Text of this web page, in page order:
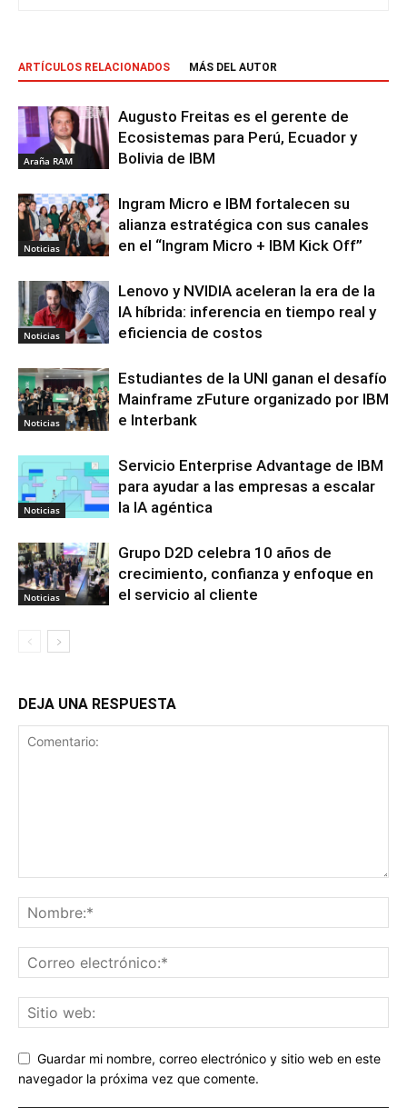
ARTÍCULOS RELACIONADOS MÁS DEL AUTOR
Araña RAM
Augusto Freitas es el gerente de
Ecosistemas para Perú, Ecuador y
Bolivia de IBM
Noticias
Ingram Micro e IBM fortalecen su
alianza estratégica con sus canales
en el “Ingram Micro + IBM Kick Off”
Noticias
Lenovo y NVIDIA aceleran la era de la
IA híbrida: inferencia en tiempo real y
eficiencia de costos
Noticias
Estudiantes de la UNI ganan el desafío
Mainframe zFuture organizado por IBM
e Interbank
Noticias
Servicio Enterprise Advantage de IBM
para ayudar a las empresas a escalar
la IA agéntica
Noticias
Grupo D2D celebra 10 años de
crecimiento, confianza y enfoque en
el servicio al cliente
DEJA UNA RESPUESTA
Guardar mi nombre, correo electrónico y sitio web en este
navegador la próxima vez que comente.